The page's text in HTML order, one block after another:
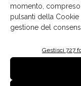
momento,
pulsanti della
gestione del
Gestisci 727
I dettagli della
forma di ananas
Acquazzurra